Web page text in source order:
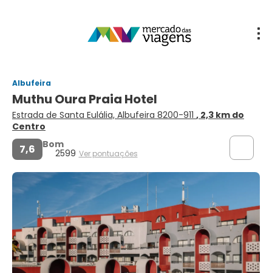
Albufeira
Muthu Oura Praia Hotel
Estrada de Santa Eulália, Albufeira 8200-911 , 2,3 km do
Centro
7,6 Bom
2599 Ver pontuações